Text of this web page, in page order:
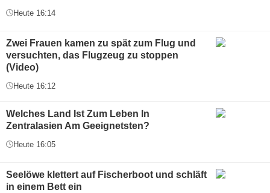
Heute 16:14
Zwei Frauen kamen zu spät zum Flug und
versuchten, das Flugzeug zu stoppen
(Video)
Heute 16:12
Welches Land Ist Zum Leben In
Zentralasien Am Geeignetsten?
Heute 16:05
Seelöwe klettert auf Fischerboot und schläft
in einem Bett ein